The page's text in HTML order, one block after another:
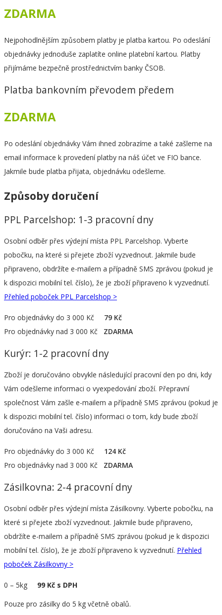
ZDARMA
Nejpohodlnějším způsobem platby je platba kartou. Po odeslání
objednávky jednoduše zaplatíte online platební kartou. Platby
přijímáme bezpečně prostřednictvím banky ČSOB.
Platba bankovním převodem předem
ZDARMA
Po odeslání objednávky Vám ihned zobrazíme a také zašleme na
email informace k provedení platby na náš účet ve FIO bance.
Jakmile bude platba přijata, objednávku odešleme.
Způsoby doručení
PPL Parcelshop: 1-3 pracovní dny
Osobní odběr přes výdejní místa PPL Parcelshop. Vyberte
pobočku, na které si přejete zboží vyzvednout. Jakmile bude
připraveno, obdržíte e-mailem a případně SMS zprávou (pokud je
k dispozici mobilní tel. číslo), že je zboží připraveno k vyzvednutí.
Přehled poboček PPL Parcelshop >
Pro objednávky do 3 000 Kč 79 Kč
Pro objednávky nad 3 000 Kč ZDARMA
Kurýr: 1-2 pracovní dny
Zboží je doručováno obvykle následující pracovní den po dni, kdy
Vám odešleme informaci o vyexpedování zboží. Přepravní
společnost Vám zašle e-mailem a případně SMS zprávou (pokud je
k dispozici mobilní tel. číslo) informaci o tom, kdy bude zboží
doručováno na Vaši adresu.
Pro objednávky do 3 000 Kč 124 Kč
Pro objednávky nad 3 000 Kč ZDARMA
Zásilkovna: 2-4 pracovní dny
Osobní odběr přes výdejní místa Zásilkovny. Vyberte pobočku, na
které si přejete zboží vyzvednout. Jakmile bude připraveno,
obdržíte e-mailem a případně SMS zprávou (pokud je k dispozici
mobilní tel. číslo), že je zboží připraveno k vyzvednutí. Přehled
poboček Zásilkovny >
0 – 5kg 99 Kč s DPH
Pouze pro zásilky do 5 kg včetně obalů.